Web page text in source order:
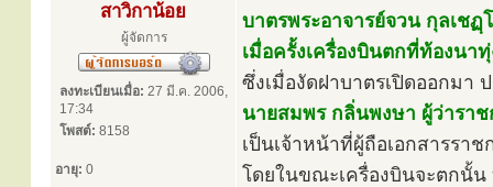
สาวิกาน้อย
ผู้จัดการ
ลงทะเบียนเมื่อ: 27 มี.ค. 2006,
17:34
โพสต์: 8158
อายุ: 0
บาตรพระอาจารย์จวน กุลเช
เมื่อครั้งเครื่องบินตกที่ท้องนา
ซึ่งเมื่องัดฝาบาตรเปิดออกมา
นายสมพร กลิ่นพงษา ผู้ว่ารา
เป็นเจ้าหน้าที่ผู้ถือเอกสารรา
โดยในขณะเครื่องบินจะตกนั้